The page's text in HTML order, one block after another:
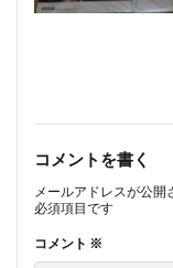
コメントを書く
メールアドレスが公開
必須項目です
コメント ※